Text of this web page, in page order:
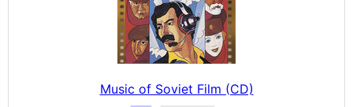
Music of Soviet Film (CD)